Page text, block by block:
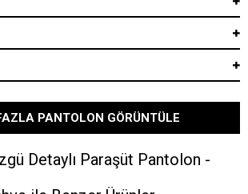
PANTOLON GÖRÜNTÜLE
Detaylı Paraşüt Pantolon -